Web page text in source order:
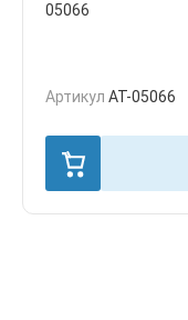
05066
Артикул AT-05066